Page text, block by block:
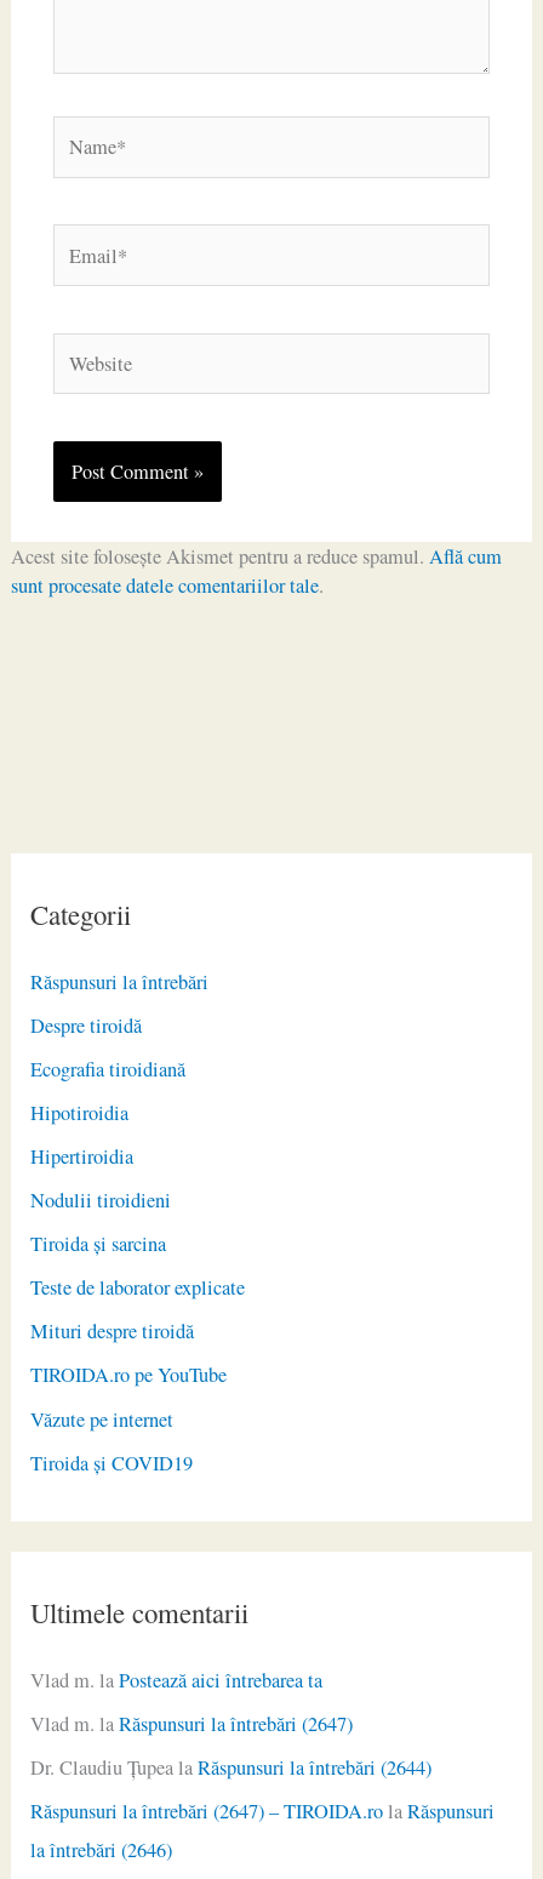
Categorii
Răspunsuri la întrebări
Despre tiroidă
Ecografia tiroidiană
Hipotiroidia
Hipertiroidia
Nodulii tiroidieni
Tiroida și sarcina
Teste de laborator explicate
Mituri despre tiroidă
TIROIDA.ro pe YouTube
Văzute pe internet
Tiroida și COVID19
Ultimele comentarii
Vlad m. laPostează aici întrebarea ta
Vlad m. laRăspunsuri la întrebări (2647)
Dr. Claudiu ŢupealaRăspunsuri la întrebări (2644)
Răspunsuri la întrebări (2647) – TIROIDA.rolaRăspunsuri
la întrebări (2646)
Acest site folosește Akismet pentru a reduce spamul. Află cum
sunt procesate datele comentariilor tale.